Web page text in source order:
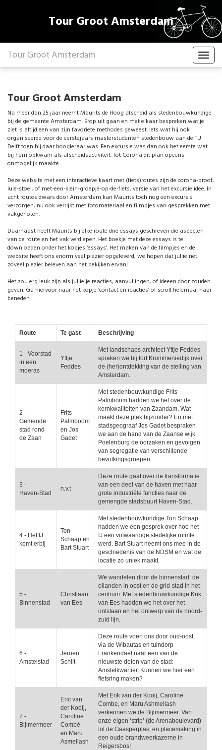
Tour Groot Amsterdam
Tour Groot Amsterdam
Tour Groot Amsterdam
Na meer dan 25 jaar neemt Maurits de Hoog afscheid als stedenbouwkundige
bij de gemeente Amsterdam. Erop uit gaan en met elkaar bespreken wat je
ziet is altijd een van zijn favoriete methodes geweest. Iets wat hij ook
organiseerde voor de eerstejaars masterstudenten stedenbouw aan de TU
Delft toen hij daar hoogleraar was. Een excursie was dan ook het eerste wat
bij hem opkwam als afscheidsactiviteit. Tot Corona dit plan opeens
onmogelijk maakte.
Deze website met een interactieve kaart met (fiets)routes zijn de corona-proof,
luie-stoel, of met-een-klein-groepje-op-de-fiets, versie van het excursie idee. In
acht routes dwars door Amsterdam kan Maurits toch nog een excursie
verzorgen, nu ook verrijkt met fotomateriaal en filmpjes van gesprekken met
vakgenoten.
Daarnaast heeft Maurits bij elke route drie essays geschreven die aspecten
van de route en het vak verdiepen. Het boekje met deze essays is te
downloaden onder het kopjes ‘essays’. Het maken van de filmpjes en de
website heeft ons enorm veel plezier opgeleverd, we hopen dat jullie net
zoveel plezier beleven aan het bekijken ervan!
Het zou erg leuk zijn als jullie je reacties, aanvullingen, of ideeen door zouden
geven. Ga hiervoor naar het kopje ‘contact en reacties’ of scroll helemaal naar
beneden.
Route Te gast Beschrijving
1 - Voorstad
in een
moeras
Yttje
Feddes
Met landschaps architect Yttje Feddes
spraken we bij fort Krommeniedijk over
de (her)ontdekking van de stelling van
Amsterdam.
2 -
Gemende
stad rond
de Zaan
Frits
Palmboom
en Jos
Gadet
Met stedenbouwkundige Frits
Palmboom hadden we het over de
kernkwaliteiten van Zaandam. Wat
maakt deze plek bijzonder? En met
stadsgeograaf Jos Gadet bespraken
we aan de hand van de Zaanse wijk
Poelenburg de oorzaken en gevolgen
van segregatie van verschillende
bevolkingsgroepen.
3 -
Haven-Stad
n.v.t
Deze route gaat over de transformatie
van een deel van de haven met haar
grote industriële functies naar de
gemengde stadsbuurt Haven-Stad.
4 - Het IJ
komt erbij
Ton
Schaap en
Bart Stuart
Met stedenbouwkundige Ton Schaap
hadden we een gesprek over hoe het
IJ een volwaardige stedelijke ruimte
werd. Bart Stuart neemt ons mee in de
geschiedenis van de NDSM en wat de
locatie zo uniek maakt.
5 -
Binnenstad
Christiaan
van Ees
We wandelen door de binnenstad: de
eilanden in oost en de grid-stad in het
centrum. Met stedenbouwkundige Krik
van Ees hadden we het over het
ontstaan en het ontwerp van de noord-
zuid lijn.
6 -
Amstelstad
Jeroen
Schilt
Deze route voert ons door oud-oost,
via de Wibautas en tuindorp
Frankendael naar een van de
nieuwste delen van de stad:
Amstelkwartier. Kunnen we hier een
fietsring maken?
7 -
Bijlmermeer
Eric van
der Kooij,
Caroline
Combé
en Maru
Asmellash
Met Erik van der Kooij, Caroline
Combe, en Maru Ashmellash
verkennen we de Bijlmermeer. Van
onze eigen ‘strip’ (de Arenaboulevard)
tot de Gaasperplas, en placemaking in
een oude brandweerkazerne in
Reigersbos!